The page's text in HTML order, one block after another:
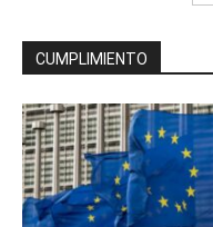
CUMPLIMIENTO